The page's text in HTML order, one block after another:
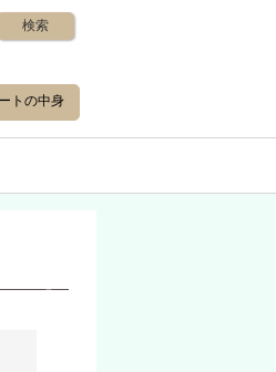
トの中身